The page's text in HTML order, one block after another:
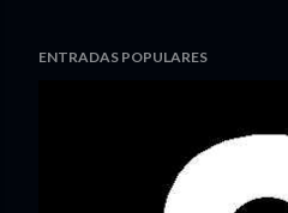
ENTRADAS POPULARES